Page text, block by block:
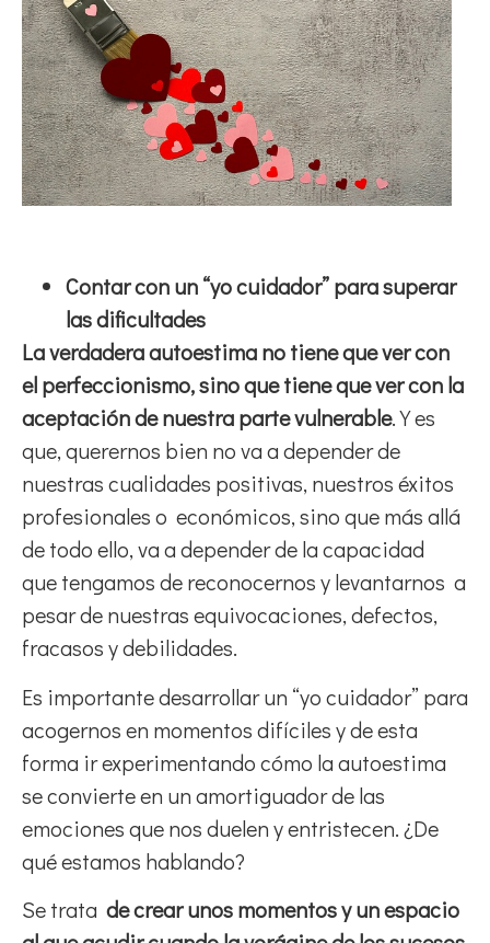
Contar con un “yo cuidador” para superar
las dificultades
La verdadera autoestima no tiene que ver con
el perfeccionismo, sino que tiene que ver con la
aceptación de nuestra parte vulnerable. Y es
que, querernos bien no va a depender de
nuestras cualidades positivas, nuestros éxitos
profesionales o económicos, sino que más allá
de todo ello, va a depender de la capacidad
que tengamos de reconocernos y levantarnos a
pesar de nuestras equivocaciones, defectos,
fracasos y debilidades.
Es importante desarrollar un “yo cuidador” para
acogernos en momentos difíciles y de esta
forma ir experimentando cómo la autoestima
se convierte en un amortiguador de las
emociones que nos duelen y entristecen. ¿De
qué estamos hablando?
Se trata de crear unos momentos y unespacio